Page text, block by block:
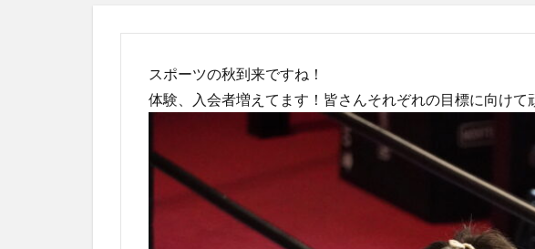
スポーツの秋到来ですね！
体験、入会者増えてます！皆さんそれぞれの目標に向けて